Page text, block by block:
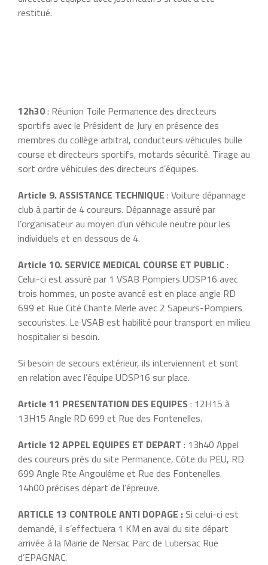
restitué.
12h30: Réunion Toile Permanence des directeurs
sportifs avec le Président de Jury en présence des
membres du collège arbitral, conducteurs véhicules bulle
course et directeurs sportifs, motards sécurité. Tirage au
sort ordre véhicules des directeurs d’équipes.
Article 9. ASSISTANCE TECHNIQUE : Voiture dépannage
club à partir de 4 coureurs. Dépannage assuré par
l’organisateur au moyen d’un véhicule neutre pour les
individuels et en dessous de 4.
Article 10. SERVICE MEDICAL COURSE ET PUBLIC:
Celui-ci est assuré par 1 VSAB Pompiers UDSP16 avec
trois hommes, un poste avancé est en place angle RD
699 et Rue Cité Chante Merle avec 2 Sapeurs-Pompiers
secouristes. Le VSAB est habilité pour transport en milieu
hospitalier si besoin.
Si besoin de secours extérieur, ils interviennent et sont
en relation avec l’équipe UDSP16 sur place.
Article 11 PRESENTATION DES EQUIPES : 12H15 à
13H15 Angle RD 699 et Rue des Fontenelles.
Article 12 APPEL EQUIPES ET DEPART : 13h40 Appel
des coureurs près du site Permanence, Côte du PEU, RD
699 Angle Rte Angoulême et Rue des Fontenelles.
14h00 précises départ de l’épreuve.
ARTICLE 13 CONTROLE ANTI DOPAGE : Si celui-ci est
demandé, il s’effectuera 1 KM en aval du site départ
arrivée à la Mairie de Nersac Parc de Lubersac Rue
d’EPAGNAC.